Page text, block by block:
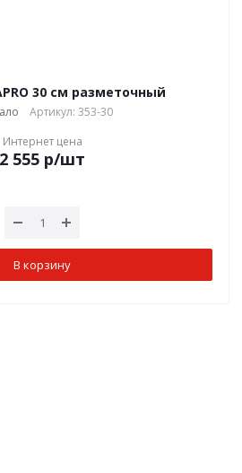
30 см разметочный
Артикул: 353-30
Интернет цена
2 555 р/шт
В корзину